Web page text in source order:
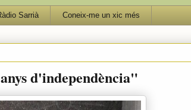
Sarrià Coneix-me un xic més
d'independència"